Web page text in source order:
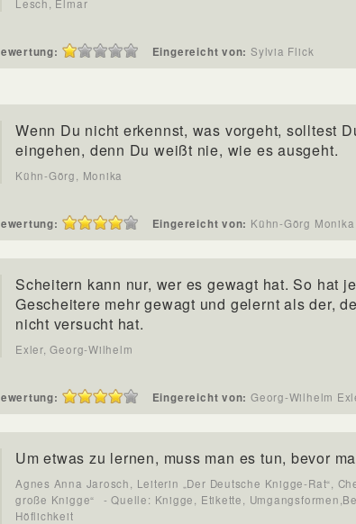
Lesch, Elmar
Eingereicht von: Sylvia Flick
Wenn Du nicht erkennst, was vorgeht, solltest
eingehen, denn Du weißt nie, wie es ausgeht.
Kühn-Görg, Monika
Eingereicht von: Kühn-Görg
Scheitern kann nur, wer es gewagt hat. So hat
Gescheitere mehr gewagt und gelernt als der,
nicht versucht hat.
Exler, Georg-Wilhelm
Eingereicht von: Georg-Wilhelm
Um etwas zu lernen, muss man es tun, bevor
Agnes Anna Jarosch, Leiterin „Der Deutsche Knigge-Rat“,
große Knigge“
- Quelle: Knigge, Etikette,
Höflichkeit